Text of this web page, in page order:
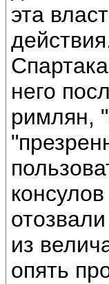
эта
него
римлян,
из
опять